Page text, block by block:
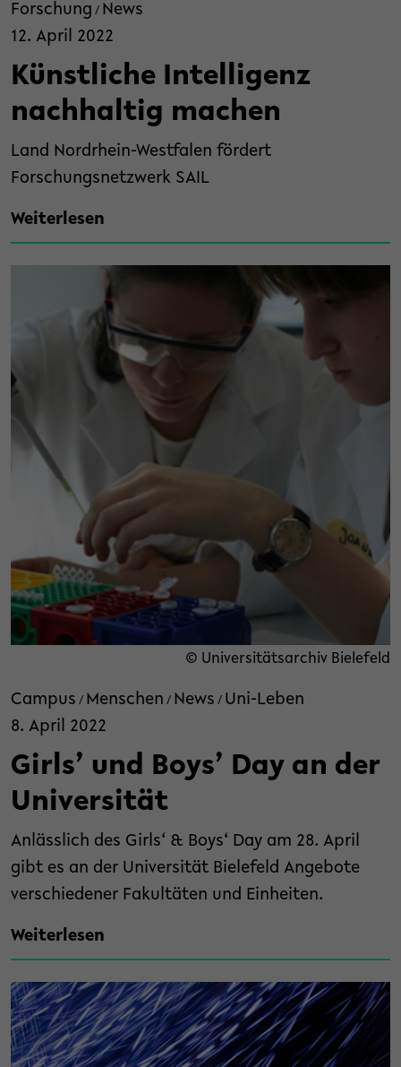
Forschung / News
12. April 2022
Künstliche Intelligenz
nachhaltig machen
Land Nordrhein-Westfalen fördert
Forschungsnetzwerk SAIL
Weiterlesen
© Universitätsarchiv Bielefeld
Campus / Menschen / News / Uni-Leben
8. April 2022
Girls’ und Boys’ Day an der
Universität
Anlässlich des Girls‘ & Boys‘ Day am 28. April
gibt es an der Universität Bielefeld Angebote
verschiedener Fakultäten und Einheiten.
Weiterlesen